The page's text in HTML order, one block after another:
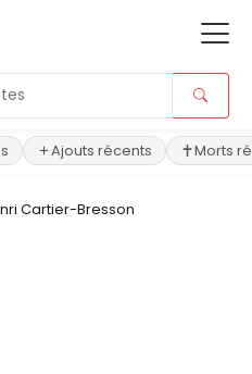
Ajouts récents Morts
Cartier-Bresson